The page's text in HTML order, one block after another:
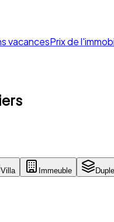
vacancesPrix de
Villa Immeuble